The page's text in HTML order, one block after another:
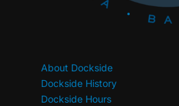
About Dockside
Dockside History
Dockside Hours